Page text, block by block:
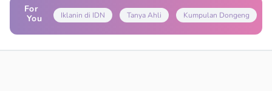
For
You
Iklanin di IDN Tanya Ahli Kumpulan Dongeng